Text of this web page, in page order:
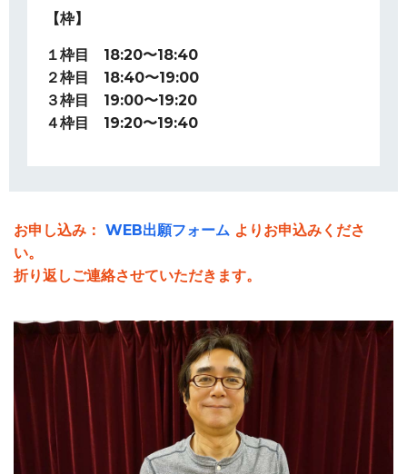
【枠】
１枠目 18:20〜18:40
２枠目 18:40〜19:00
３枠目 19:00〜19:20
４枠目 19:20〜19:40
お申し込み： WEB出願フォーム よりお申込みくださ
い。
折り返しご連絡させていただきます。